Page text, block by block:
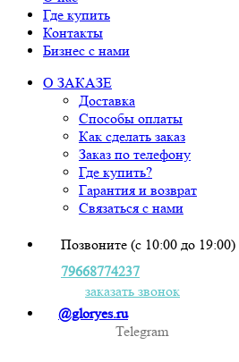
Где купить
Контакты
Бизнес с нами
О ЗАКАЗЕ
Доставка
Способы оплаты
Как сделать заказ
Заказ по телефону
Где купить?
Гарантия и возврат
Связаться с нами
Позвоните (с 10:00 до 19:00)
79668774237
заказать звонок
@gloryes.ru
Telegram